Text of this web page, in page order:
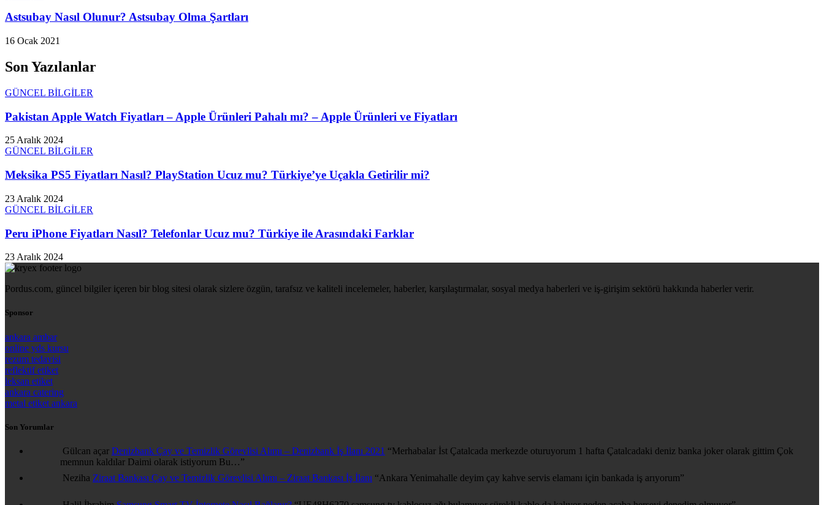
Astsubay Nasıl Olunur? Astsubay Olma Şartları
16 Ocak 2021
Son Yazılanlar
GÜNCEL BİLGİLER
Pakistan Apple Watch Fiyatları – Apple Ürünleri Pahalı mı? – Apple Ürünleri ve Fiyatları
25 Aralık 2024
GÜNCEL BİLGİLER
Meksika PS5 Fiyatları Nasıl? PlayStation Ucuz mu? Türkiye’ye Uçakla Getirilir mi?
23 Aralık 2024
GÜNCEL BİLGİLER
Peru iPhone Fiyatları Nasıl? Telefonlar Ucuz mu? Türkiye ile Arasındaki Farklar
23 Aralık 2024
Pordus.com, güncel bilgiler içeren bir blog sitesi olarak sizlere özgün, tarafsız ve kaliteli incelemeler, haberler, karşılaştırmalar, sosyal medya haberleri ve iş-girişim sektörü hakkında haberler verir.
Sponsor
ankara ambar
online yds kursu
rezum tedavisi
reflektif etiket
leksan etiket
ankara catering
metal etiket ankara
Son Yorumlar
Gülcan açar Denizbank Çay ve Temizlik Görevlisi Alımı – Denizbank İş İlanı 2021 “Merhabalar İst Çatalcada merkezde oturuyorum 1 hafta Çatalcadaki deniz banka joker olarak gittim Çok
memnun kaldılar Daimi olarak istiyorum Bu…”
Neziha Ziraat Bankası Çay ve Temizlik Görevlisi Alımı – Ziraat Bankası İş İlanı “Ankara Yenimahalle deyim çay kahve servis elamanı için bankada iş arıyorum”